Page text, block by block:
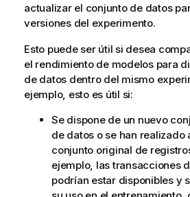
actualizar el conjunto de datos
versiones del experimento.
Esto puede ser útil si desea
el rendimiento de modelos para
de datos dentro del mismo
ejemplo, esto es útil si:
Se dispone de un nuevo
de datos o se han realizado
conjunto original de
ejemplo, las transacciones
podrían estar disponibles y